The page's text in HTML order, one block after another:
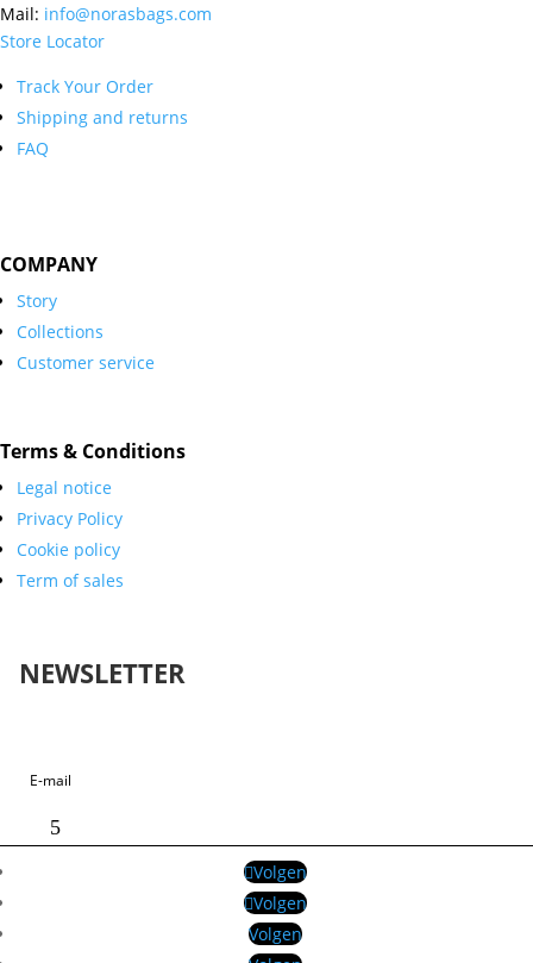
Mail: info@norasbags.com
Store Locator
Track Your Order
Shipping and returns
FAQ
COMPANY
Story
Collections
Customer service
Terms & Conditions
Legal notice
Privacy Policy
Cookie policy
Term of sales
NEWSLETTER
Volgen
Volgen
Volgen